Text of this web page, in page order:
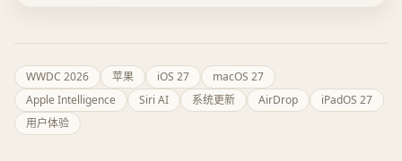
WWDC 2026 苹果 iOS 27
macOS 27
Apple Intelligence
Siri AI 系统更新 AirDrop
iPadOS 27
用户体验